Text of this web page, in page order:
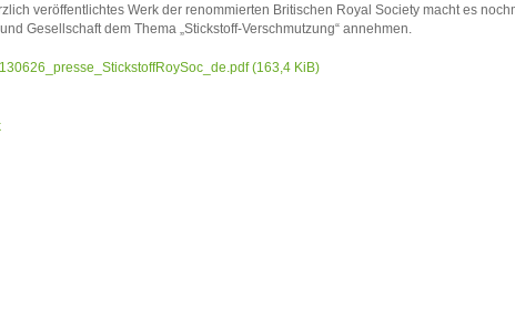
veröffentlichtes Werk der renommierten Britischen Royal Society macht es
Gesellschaft dem Thema „Stickstoff-Verschmutzung“ annehmen.
(163,4 KiB)